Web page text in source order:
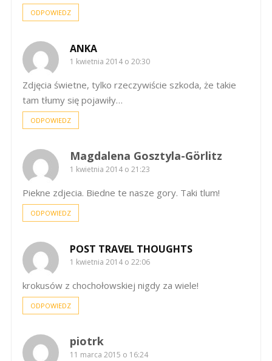
ODPOWIEDZ
ANKA
1 kwietnia 2014 o 20:30
Zdjęcia świetne, tylko rzeczywiście szkoda, że takie
tam tłumy się pojawiły…
ODPOWIEDZ
Magdalena Gosztyla-Görlitz
1 kwietnia 2014 o 21:23
Piekne zdjecia. Biedne te nasze gory. Taki tlum!
ODPOWIEDZ
POST TRAVEL THOUGHTS
1 kwietnia 2014 o 22:06
krokusów z chochołowskiej nigdy za wiele!
ODPOWIEDZ
piotrk
11 marca 2015 o 16:24